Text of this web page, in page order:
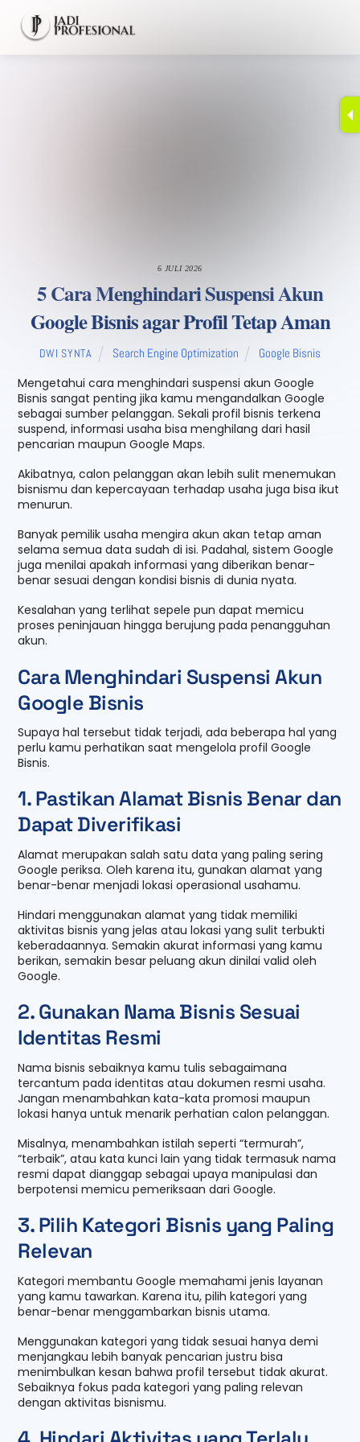
content
6 JULI 2026
5 Cara Menghindari Suspensi Akun
Google Bisnis agar Profil Tetap Aman
DWI SYNTA Search Engine Optimization Google Bisnis
Mengetahui cara menghindari suspensi akun Google
Bisnis sangat penting jika kamu mengandalkan Google
sebagai sumber pelanggan. Sekali profil bisnis terkena
suspend, informasi usaha bisa menghilang dari hasil
pencarian maupun Google Maps.
Akibatnya, calon pelanggan akan lebih sulit menemukan
bisnismu dan kepercayaan terhadap usaha juga bisa ikut
menurun.
Banyak pemilik usaha mengira akun akan tetap aman
selama semua data sudah di isi. Padahal, sistem Google
juga menilai apakah informasi yang diberikan benar-
benar sesuai dengan kondisi bisnis di dunia nyata.
Kesalahan yang terlihat sepele pun dapat memicu
proses peninjauan hingga berujung pada penangguhan
akun.
Cara Menghindari Suspensi Akun
Google Bisnis
Supaya hal tersebut tidak terjadi, ada beberapa hal yang
perlu kamu perhatikan saat mengelola profil Google
Bisnis.
1. Pastikan Alamat Bisnis Benar dan
Dapat Diverifikasi
Alamat merupakan salah satu data yang paling sering
Google periksa. Oleh karena itu, gunakan alamat yang
benar-benar menjadi lokasi operasional usahamu.
Hindari menggunakan alamat yang tidak memiliki
aktivitas bisnis yang jelas atau lokasi yang sulit terbukti
keberadaannya. Semakin akurat informasi yang kamu
berikan, semakin besar peluang akun dinilai valid oleh
Google.
2. Gunakan Nama Bisnis Sesuai
Identitas Resmi
Nama bisnis sebaiknya kamu tulis sebagaimana
tercantum pada identitas atau dokumen resmi usaha.
Jangan menambahkan kata-kata promosi maupun
lokasi hanya untuk menarik perhatian calon pelanggan.
Misalnya, menambahkan istilah seperti “termurah”,
“terbaik”, atau kata kunci lain yang tidak termasuk nama
resmi dapat dianggap sebagai upaya manipulasi dan
berpotensi memicu pemeriksaan dari Google.
3. Pilih Kategori Bisnis yang Paling
Relevan
Kategori membantu Google memahami jenis layanan
yang kamu tawarkan. Karena itu, pilih kategori yang
benar-benar menggambarkan bisnis utama.
Menggunakan kategori yang tidak sesuai hanya demi
menjangkau lebih banyak pencarian justru bisa
menimbulkan kesan bahwa profil tersebut tidak akurat.
Sebaiknya fokus pada kategori yang paling relevan
dengan aktivitas bisnismu.